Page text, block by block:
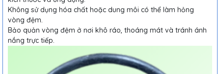
Không sử dụng hóa chất hoặc dung môi có thể làm hỏng
vòng đệm.
Bảo quản vòng đệm ở nơi khô ráo, thoáng mát và tránh ánh
nắng trực tiếp.